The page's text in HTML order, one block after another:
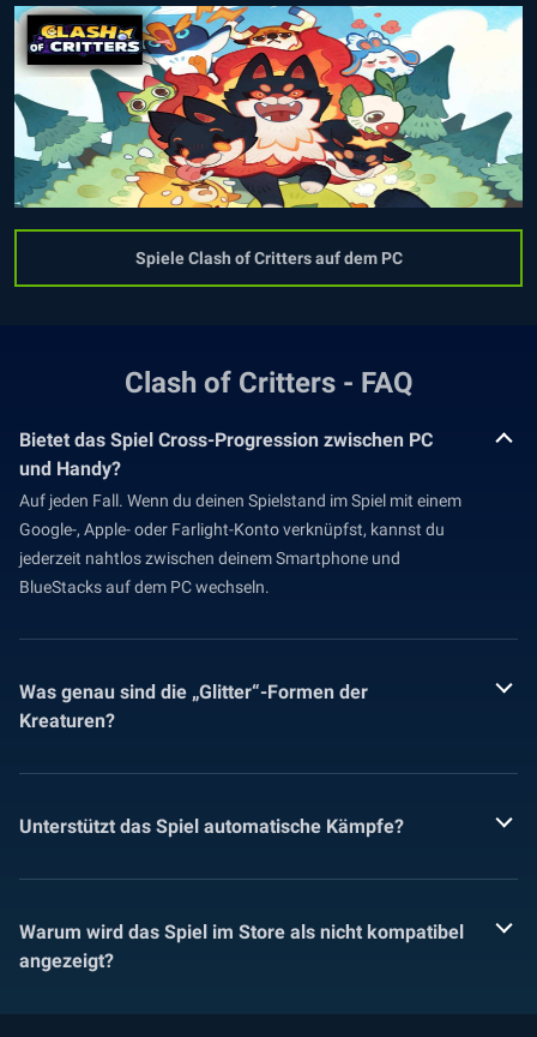
Spiele Clash of Critters auf dem PC
Clash of Critters - FAQ
Bietet das Spiel Cross-Progression zwischen PC
und Handy?
Auf jeden Fall. Wenn du deinen Spielstand im Spiel mit einem
Google-, Apple- oder Farlight-Konto verknüpfst, kannst du
jederzeit nahtlos zwischen deinem Smartphone und
BlueStacks auf dem PC wechseln.
Was genau sind die „Glitter“-Formen der
Kreaturen?
Unterstützt das Spiel automatische Kämpfe?
Warum wird das Spiel im Store als nicht kompatibel
angezeigt?